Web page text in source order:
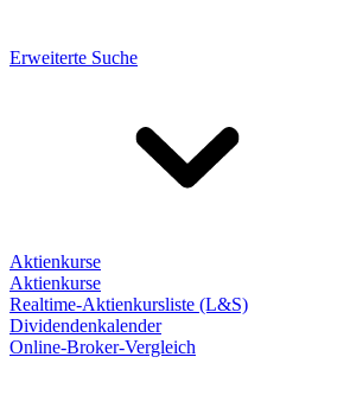
Erweiterte Suche
Aktienkurse
Aktienkurse
Realtime-Aktienkursliste (L&S)
Dividendenkalender
Online-Broker-Vergleich